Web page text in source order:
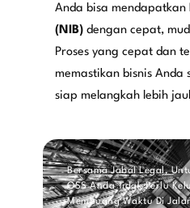
Anda bisa mendapatkan
(NIB) dengan cepat,
Proses yang cepat dan
memastikan bisnis Anda
siap melangkah lebih
Bersama Jabal Legal,
OSS Anda Tidak Perlu
Membuang Waktu Di